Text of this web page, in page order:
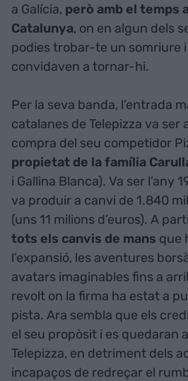
a Galícia, però amb el temps
Catalunya, on en algun dels
podies trobar-te un somriure
convidaven a tornar-hi.
Per la seva banda, l’entrada
catalanes de Telepizza va ser
compra del seu competidor
propietat de la família
i Gallina Blanca). Va ser l’any
va produir a canvi de 1.840
(uns 11 milions d’euros). A
tots els canvis de mans que
l’expansió, les aventures
avatars imaginables fins a
revolt on la firma ha estat a
pista. Ara sembla que els
el seu propòsit i es quedaran
Telepizza, en detriment dels
incapaços de redreçar el